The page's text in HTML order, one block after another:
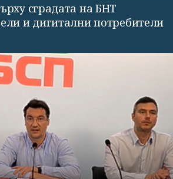
сградата на БНТ
и дигитални потребители